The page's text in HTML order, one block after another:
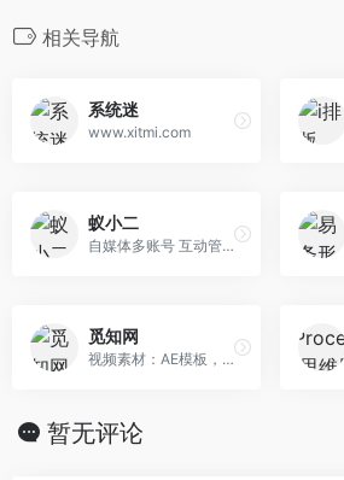
相关导航
系统迷
www.xitmi.com
蚁小二
自媒体多账号 互动管理工具
觅知网
视频素材：AE模板，会声会影，PR模板，视频背景，实拍短片，音效配乐
暂无评论